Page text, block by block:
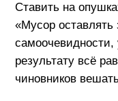
Ставить на
«Мусор
самоочевидности,
результату всё
чиновников